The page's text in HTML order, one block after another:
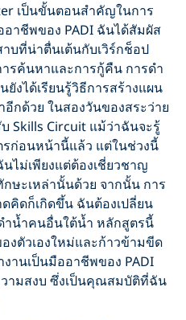
เป็นขั้นตอนสำคัญในการ
อาชีพของ PADI ฉันได้สัมผัส
บที่น่าตื่นเต้นกับเวิร์กช็อป
รค้นหาและการกู้คืน การดำ
งได้เรียนรู้วิธีการสร้างแผน
กด้วย ในสองวันของสระว่าย
Skills Circuit แม้ว่าฉันจะรู้
ก่อนหน้านี้แล้ว แต่ในช่วงนี้
ไม่เพียงแต่ต้องเชี่ยวชาญ
ษะเหล่านั้นด้วย จากนั้น การ
คิดก็เกิดขึ้น ฉันต้องเปลี่ยน
น้ำคนอื่นใต้น้ำ หลักสูตรนี้
ตัวเองใหม่และก้าวข้ามขีด
านเป็นมืออาชีพของ PADI
ามสงบ ซึ่งเป็นคุณสมบัติที่ฉัน